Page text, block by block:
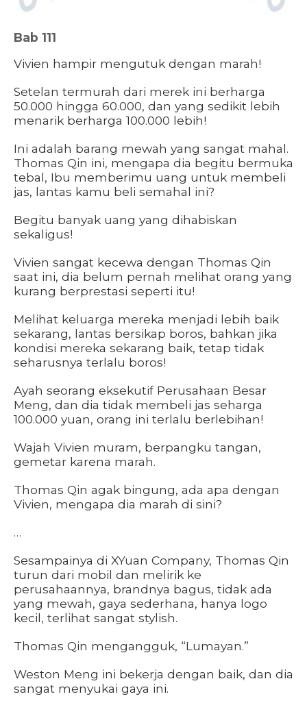
Bab 111
Vivien hampir mengutuk dengan marah!
Setelan termurah dari merek ini berharga
50.000 hingga 60.000, dan yang sedikit lebih
menarik berharga 100.000 lebih!
Ini adalah barang mewah yang sangat mahal.
Thomas Qin ini, mengapa dia begitu bermuka
tebal, Ibu memberimu uang untuk membeli
jas, lantas kamu beli semahal ini?
Begitu banyak uang yang dihabiskan
sekaligus!
Vivien sangat kecewa dengan Thomas Qin
saat ini, dia belum pernah melihat orang yang
kurang berprestasi seperti itu!
Melihat keluarga mereka menjadi lebih baik
sekarang, lantas bersikap boros, bahkan jika
kondisi mereka sekarang baik, tetap tidak
seharusnya terlalu boros!
Ayah seorang eksekutif Perusahaan Besar
Meng, dan dia tidak membeli jas seharga
100.000 yuan, orang ini terlalu berlebihan!
Wajah Vivien muram, berpangku tangan,
gemetar karena marah.
Thomas Qin agak bingung, ada apa dengan
Vivien, mengapa dia marah di sini?
…
Sesampainya di XYuan Company, Thomas Qin
turun dari mobil dan melirik ke
perusahaannya, brandnya bagus, tidak ada
yang mewah, gaya sederhana, hanya logo
kecil, terlihat sangat stylish.
Thomas Qin mengangguk, “Lumayan.”
Weston Meng ini bekerja dengan baik, dan dia
sangat menyukai gaya ini.